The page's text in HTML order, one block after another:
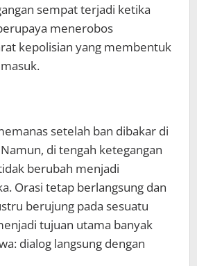
sempat terjadi ketika
menerobos
kepolisian yang membentuk
setelah ban dibakar di
di tengah ketegangan
berubah menjadi
Orasi tetap berlangsung dan
berujung pada sesuatu
tujuan utama banyak
dialog langsung dengan